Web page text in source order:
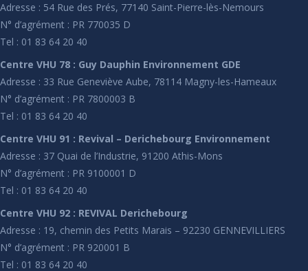
Adresse : 54 Rue des Prés, 77140 Saint-Pierre-lès-Nemours
N° d’agrément : PR 770035 D
Tel : 01 83 64 20 40
Centre VHU 78 : Guy Dauphin Environnement GDE
Adresse : 33 Rue Geneviève Aube, 78114 Magny-les-Hameaux
N° d’agrément : PR 7800003 B
Tel : 01 83 64 20 40
Centre VHU 91 : Revival – Derichebourg Environnement
Adresse : 37 Quai de l’Industrie, 91200 Athis-Mons
N° d’agrément : PR 9100001 D
Tel : 01 83 64 20 40
Centre VHU 92 : REVIVAL Derichebourg
Adresse : 19, chemin des Petits Marais – 92230 GENNEVILLIERS
N° d’agrément : PR 920001 B
Tel : 01 83 64 20 40